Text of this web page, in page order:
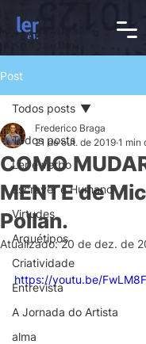
Post
Todos posts
Ler é verbo
Escrever é Humano
Virtudes
Arquétipos
Criatividade
Entrevista
A Jornada do Artista
alma
Todos posts
COMO
MENTE de
Pollan.
Frederico Braga
21 de out. de 2019 1 min
Atualizado:20 de dez. de
https://youtu.be/